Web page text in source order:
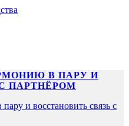
В ПАРУ И
ПАРТНЁРОМ